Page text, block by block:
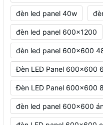
đèn led panel 40w
đèn led panel 600x1200
đèn led panel 600x600
Đèn LED Panel 600x600
Đèn LED Panel 600x600
đèn led panel 600x600